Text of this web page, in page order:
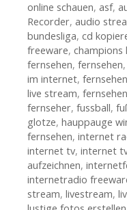
online schauen, asf,
Recorder, audio
bundesliga, cd
freeware, champions
fernsehen, fernsehen,
im internet,
live stream,
fernseher, fussball,
glotze, hauppauge
fernsehen, internet
internet tv, internet
aufzeichnen,
internetradio
stream, livestream,